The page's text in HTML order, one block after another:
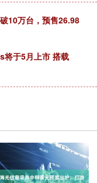
10万台，预售26.98
将于5月上市 搭载